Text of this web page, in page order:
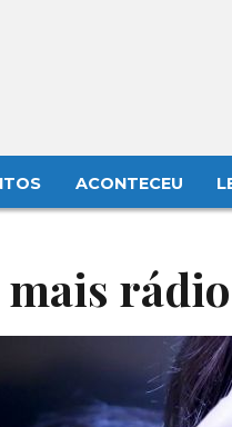
ACONTECEU
mais